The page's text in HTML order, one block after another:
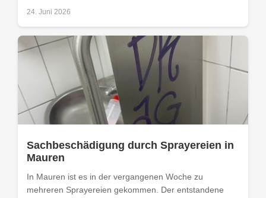
24. Juni 2026
Sachbeschädigung durch Sprayereien in
Mauren
In Mauren ist es in der vergangenen Woche zu
mehreren Sprayereien gekommen. Der entstandene